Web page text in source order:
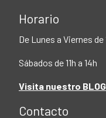
Horario
De Lunes a Viernes de
Sábados de 11h a 14h
Visita nuestro BLOG
Contacto